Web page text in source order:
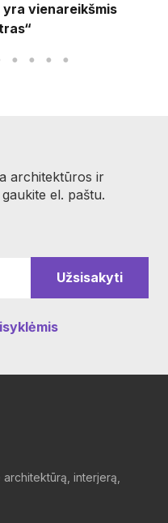
yra vienareikšmis
architektūros ir
el. paštu.
interjerą,